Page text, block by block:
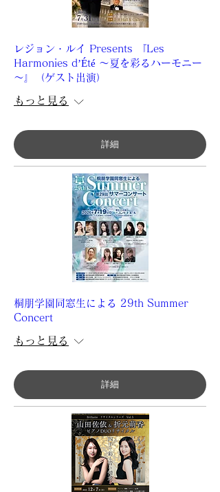
レジョン・ルイ Presents 『Les
Harmonies d’Été ～夏を彩るハーモニー
～』（ゲスト出演）
もっと見る
詳細
桐朋学園同窓生による 29th Summer
Concert
もっと見る
詳細